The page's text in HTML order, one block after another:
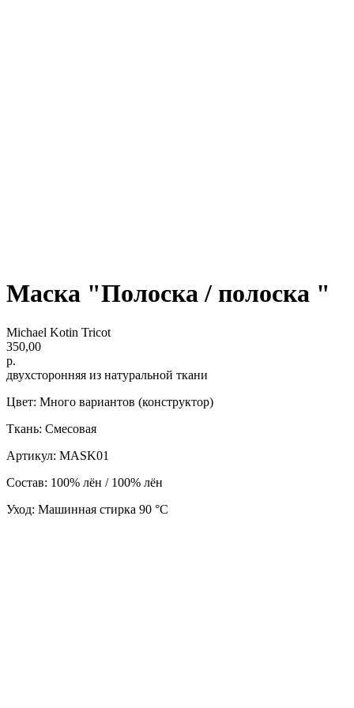
Маска "Полоска / полоска "
Michael Kotin Tricot
350,00
р.
двухсторонняя из натуральной ткани
Цвет: Много вариантов (конструктор)
Ткань: Смесовая
Артикул: MASK01
Состав: 100% лён / 100% лён
Уход: Машинная стирка 90 °C